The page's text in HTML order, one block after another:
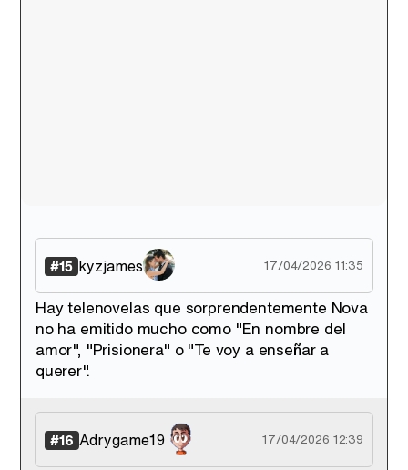
#15 kyzjames 17/04/2026 11:35
Hay telenovelas que sorprendentemente Nova
no ha emitido mucho como "En nombre del
amor", "Prisionera" o "Te voy a enseñar a
querer".
#16 Adrygame19 17/04/2026 12:39